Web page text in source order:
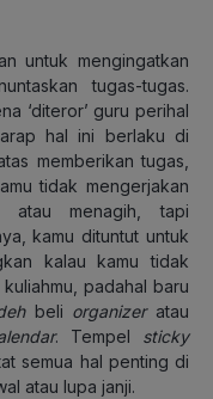
untuk mengingatkan
tugas-tugas.
‘diteror’ guru perihal
hal ini berlaku di
memberikan tugas,
tidak mengerjakan
menagih, tapi
kamu dituntut untuk
kalau kamu tidak
padahal baru
beli organizeratau
. Tempel sticky
semua hal penting di
atau lupa janji.